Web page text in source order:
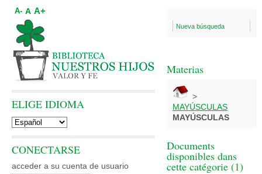
Nueva búsqueda
Materias
>
MAYÚSCULAS
MAYÚSCULAS
Documents
disponibles dans
cette catégorie (1)
A- A A+
ELIGE IDIOMA
CONECTARSE
acceder a su cuenta de usuario